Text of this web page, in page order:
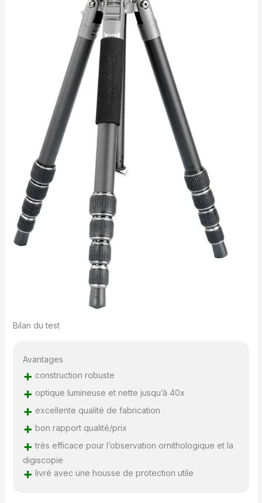
Bilan du test
Avantages
+ construction robuste
+ optique lumineuse et nette jusqu’à 40x
+ excellente qualité de fabrication
+ bon rapport qualité/prix
+ très efficace pour l’observation ornithologique et la
digiscopie
+ livré avec une housse de protection utile